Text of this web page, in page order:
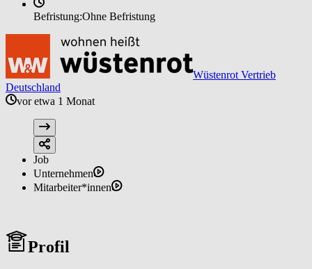
Befristung:Ohne Befristung
Wüstenrot Vertrieb
Deutschland
vor etwa 1 Monat
Job
Unternehmen
Mitarbeiter*innen
Profil